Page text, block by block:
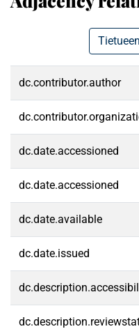
dc.contributor.author
dc.date.accessioned
dc.date.accessioned
dc.date.available
dc.date.issued